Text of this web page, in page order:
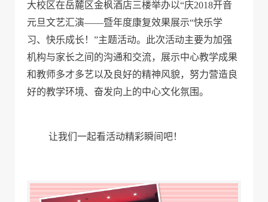
大校区在岳麓区金枫酒店三楼举办以“庆2018开音
元旦文艺汇演——暨年度康复效果展示“快乐学
习、快乐成长！ ”主题活动。 此次活动主要为加强
机构与家长之间的沟通和交流， 展示中心教学成果
和教师多才多艺以及 良好的精神风貌，努力营造 良
好的教学环境、奋发向上的中心文化氛围。
让我们一起看活动精彩瞬间吧！